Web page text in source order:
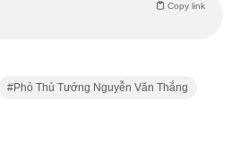
Copy link
Phó Thủ Tướng Nguyễn Văn Thắng